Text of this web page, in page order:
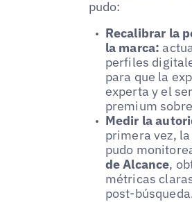
pudo:
Recalibrar la
la marca:
perfiles
para que la
experta y el
premium
Medir la
primera vez,
pudo
de Alcance,
métricas
post-